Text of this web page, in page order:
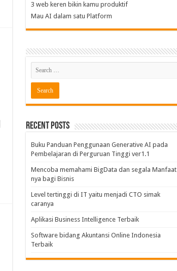
3 web keren bikin kamu produktif
Mau AI dalam satu Platform
Recent Posts
Buku Panduan Penggunaan Generative AI pada
Pembelajaran di Perguruan Tinggi ver1.1
Mencoba memahami BigData dan segala Manfaat
nya bagi Bisnis
Level tertinggi di IT yaitu menjadi CTO simak
caranya
Aplikasi Business Intelligence Terbaik
Software bidang Akuntansi Online Indonesia
Terbaik